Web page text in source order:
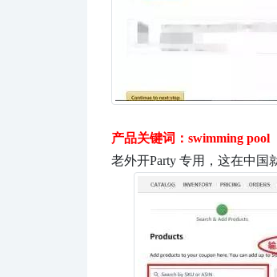
产品关键词：swimming pool
老外开Party 专用，这在中国